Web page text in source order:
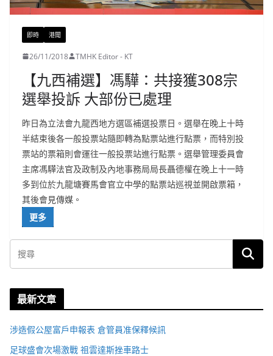
即時 港聞
26/11/2018 TMHK Editor - KT
【九西補選】馮驊：共接獲308宗
選舉投訴 大部份已處理
昨日為立法會九龍西地方選區補選投票日。選舉在晚上十時
半結束後各一般投票站隨即轉為點票站進行點票，而特別投
票站的票箱則會運往一般投票站進行點票。選舉管理委員會
主席馮驊法官及政制及內地事務局局長聶德權在晚上十一時
多到位於九龍塘賽馬會官立中學的點票站巡視並開啟票箱，
其後會見傳媒。
更多
最新文章
涉造假公屋富戶申報表 倉管員准保釋候訊
足球盛會次場激戰 祖雲達斯挫車路士